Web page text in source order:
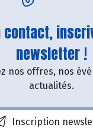
contact,
newsletter !
nos offres, nos
actualités.
Inscription